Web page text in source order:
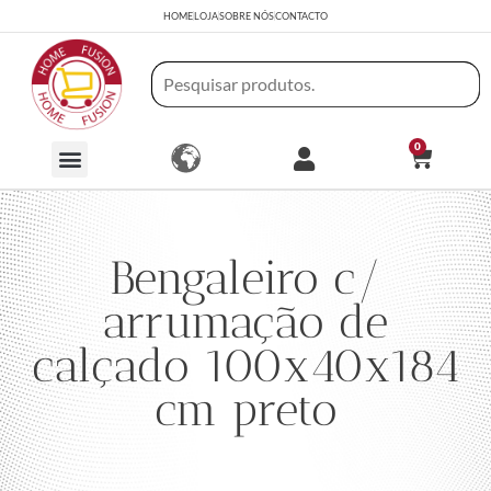
HOMELOJASOBRE NÓSCONTACTO
0
Bengaleiro c/
arrumação de
calçado 100x40x184
cm preto